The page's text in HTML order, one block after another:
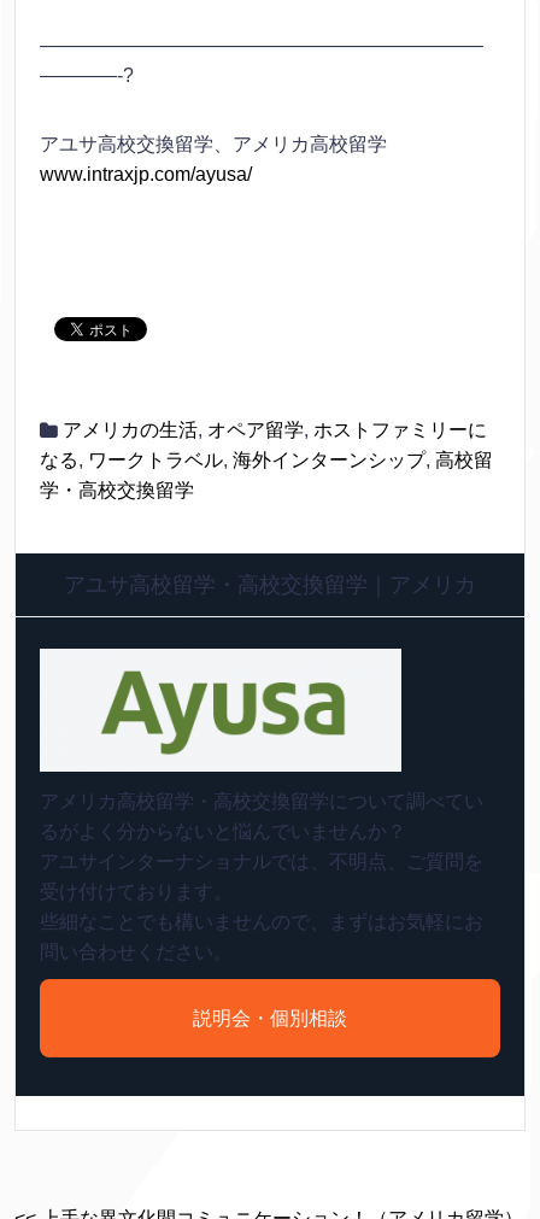
———————————————————————
————-?
アユサ高校交換留学、アメリカ高校留学
www.intraxjp.com/ayusa/
アメリカの生活, オペア留学, ホストファミリーに
なる, ワークトラベル, 海外インターンシップ, 高校留
学・高校交換留学
アユサ高校留学・高校交換留学｜アメリカ
アメリカ高校留学・高校交換留学について調べてい
るがよく分からないと悩んでいませんか？
アユサインターナショナルでは、不明点、ご質問を
受け付けております。
些細なことでも構いませんので、まずはお気軽にお
問い合わせください。
説明会・個別相談